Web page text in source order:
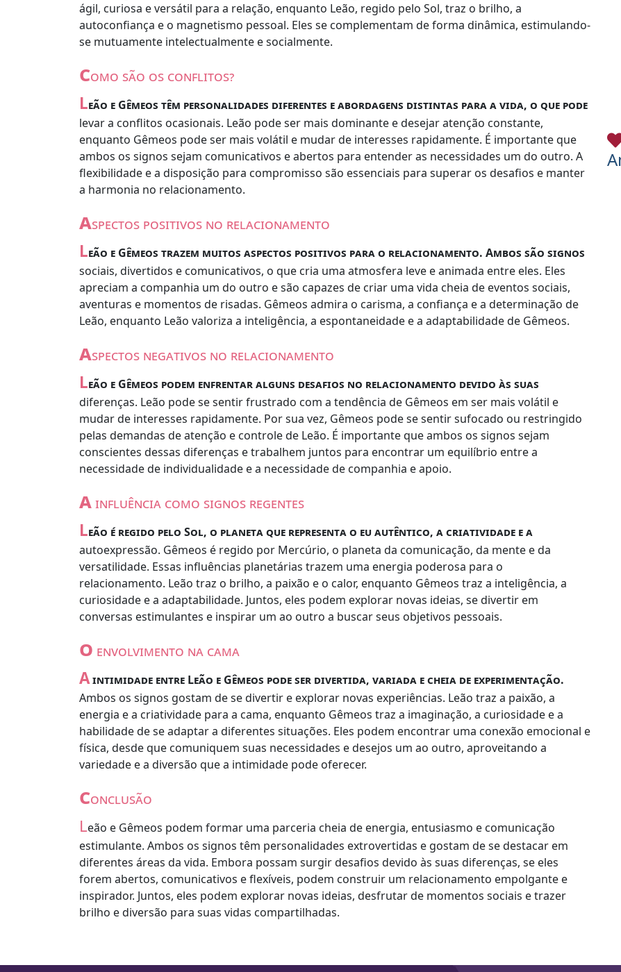
ágil, curiosa e versátil para a relação, enquanto Leão, regido pelo Sol, traz o brilho, a
autoconfiança e o magnetismo pessoal. Eles se complementam de forma dinâmica, estimulando-
se mutuamente intelectualmente e socialmente.
como são os conflitos?
Leão e Gêmeos têm personalidades diferentes e abordagens distintas para a vida, o que pode
levar a conflitos ocasionais. Leão pode ser mais dominante e desejar atenção constante,
enquanto Gêmeos pode ser mais volátil e mudar de interesses rapidamente. É importante que
ambos os signos sejam comunicativos e abertos para entender as necessidades um do outro. A
flexibilidade e a disposição para compromisso são essenciais para superar os desafios e manter
a harmonia no relacionamento.
aspectos positivos no relacionamento
Leão e Gêmeos trazem muitos aspectos positivos para o relacionamento. Ambos são signos
sociais, divertidos e comunicativos, o que cria uma atmosfera leve e animada entre eles. Eles
apreciam a companhia um do outro e são capazes de criar uma vida cheia de eventos sociais,
aventuras e momentos de risadas. Gêmeos admira o carisma, a confiança e a determinação de
Leão, enquanto Leão valoriza a inteligência, a espontaneidade e a adaptabilidade de Gêmeos.
aspectos negativos no relacionamento
Leão e Gêmeos podem enfrentar alguns desafios no relacionamento devido às suas
diferenças. Leão pode se sentir frustrado com a tendência de Gêmeos em ser mais volátil e
mudar de interesses rapidamente. Por sua vez, Gêmeos pode se sentir sufocado ou restringido
pelas demandas de atenção e controle de Leão. É importante que ambos os signos sejam
conscientes dessas diferenças e trabalhem juntos para encontrar um equilíbrio entre a
necessidade de individualidade e a necessidade de companhia e apoio.
ainfluência como signos regentes
Leão é regido pelo Sol, o planeta que representa o eu autêntico, a criatividade e a
autoexpressão. Gêmeos é regido por Mercúrio, o planeta da comunicação, da mente e da
versatilidade. Essas influências planetárias trazem uma energia poderosa para o
relacionamento. Leão traz o brilho, a paixão e o calor, enquanto Gêmeos traz a inteligência, a
curiosidade e a adaptabilidade. Juntos, eles podem explorar novas ideias, se divertir em
conversas estimulantes e inspirar um ao outro a buscar seus objetivos pessoais.
o envolvimento na cama
Aintimidade entre Leão e Gêmeos pode ser divertida, variada e cheia de experimentação.
Ambos os signos gostam de se divertir e explorar novas experiências. Leão traz a paixão, a
energia e a criatividade para a cama, enquanto Gêmeos traz a imaginação, a curiosidade e a
habilidade de se adaptar a diferentes situações. Eles podem encontrar uma conexão emocional e
física, desde que comuniquem suas necessidades e desejos um ao outro, aproveitando a
variedade e a diversão que a intimidade pode oferecer.
conclusão
Leão e Gêmeos podem formar uma parceria cheia de energia, entusiasmo e comunicação
estimulante. Ambos os signos têm personalidades extrovertidas e gostam de se destacar em
diferentes áreas da vida. Embora possam surgir desafios devido às suas diferenças, se eles
forem abertos, comunicativos e flexíveis, podem construir um relacionamento empolgante e
inspirador. Juntos, eles podem explorar novas ideias, desfrutar de momentos sociais e trazer
brilho e diversão para suas vidas compartilhadas.